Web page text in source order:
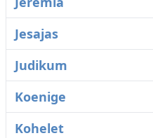
Jesajas
Judikum
Koenige
Kohelet